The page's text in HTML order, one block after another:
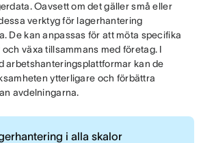
Oavsett om det gäller små eller
verktyg för lagerhantering
De kan anpassas för att möta specifika
växa tillsammans med företag. I
arbetshanteringsplattformar kan de
ytterligare och förbättra
avdelningarna.
i alla skalor